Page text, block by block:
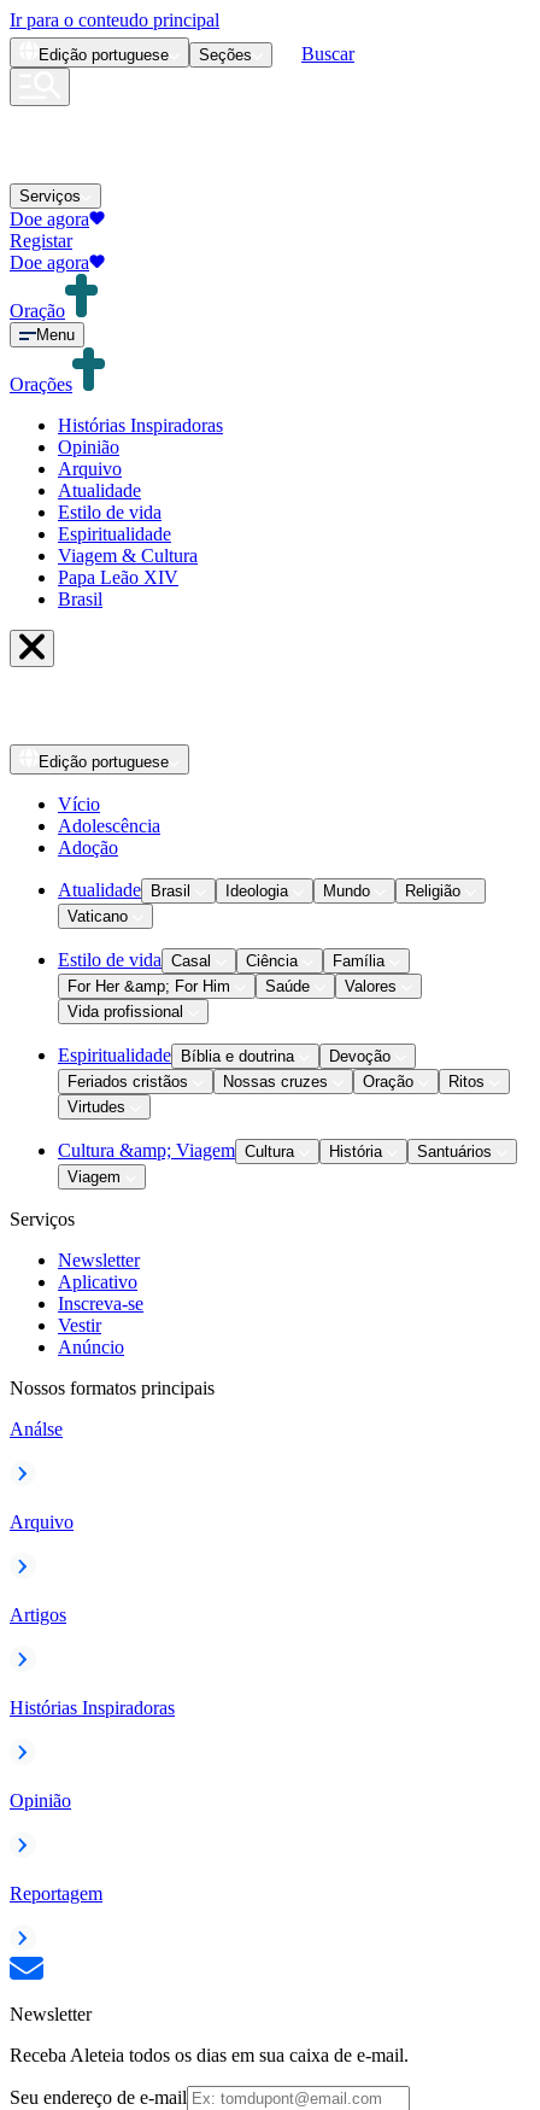
Ir para o conteudo principal
Edição portuguese Seções Buscar
Serviços
Doe agora
Registar
Doe agora
Oração
Menu
Orações
Histórias Inspiradoras
Opinião
Arquivo
Atualidade
Estilo de vida
Espiritualidade
Viagem & Cultura
Papa Leão XIV
Brasil
Edição portuguese
Vício
Adolescência
Adoção
Atualidade Brasil Ideologia Mundo
Religião
Vaticano
Estilo de vida Casal Ciência
Família
For Her &amp; For Him
Saúde
Valores
Vida profissional
Espiritualidade Bíblia e doutrina
Devoção
Feriados cristãos
Nossas cruzes Oração
Ritos
Virtudes
Cultura &amp; Viagem Cultura História
Santuários
Viagem
Serviços
Newsletter
Aplicativo
Inscreva-se
Vestir
Anúncio
Nossos formatos principais
Análse
Arquivo
Artigos
Histórias Inspiradoras
Opinião
Reportagem
Newsletter
Receba Aleteia todos os dias em sua caixa de e-mail.
Seu endereço de e-mail